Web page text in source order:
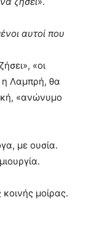
αυτοί που
«οι
η Λαμπρή, θα
«ανώνυμο
με ουσία.
μοίρας.